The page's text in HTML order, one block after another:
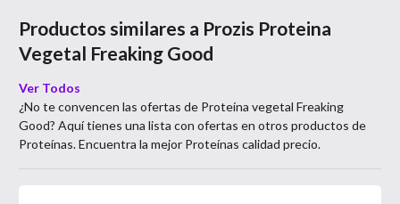
Productos similares a Prozis Proteina
Vegetal Freaking Good
Ver Todos
¿No te convencen las ofertas de Proteína vegetal Freaking
Good? Aquí tienes una lista con ofertas en otros productos de
Proteínas. Encuentra la mejor Proteínas calidad precio.